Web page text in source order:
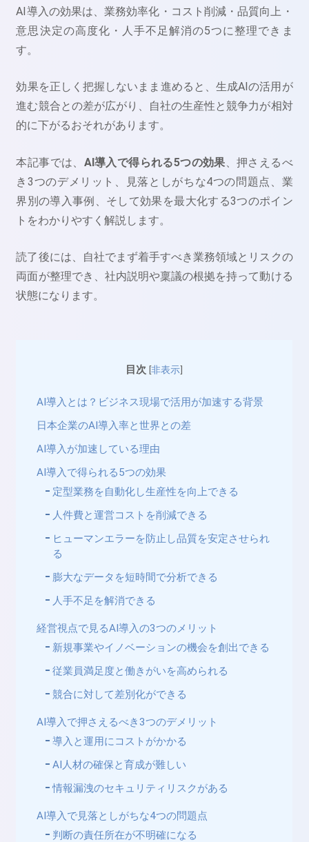
AI導入の効果は、業務効率化・コスト削減・品質向上・
意思決定の高度化・人手不足解消の5つに整理できま
す。
効果を正しく把握しないまま進めると、生成AIの活用が
進む競合との差が広がり、自社の生産性と競争力が相対
的に下がるおそれがあります。
本記事では、 AI導入で得られる5つの効果 、押さえるべ
き3つのデメリット、見落としがちな4つの問題点、業
界別の導入事例、そして効果を最大化する3つのポイン
トをわかりやすく解説します。
読了後には、自社でまず着手すべき業務領域とリスクの
両面が整理でき、社内説明や稟議の根拠を持って動ける
状態になります。
目次 [非表示]
AI導入とは？ビジネス現場で活用が加速する背景
日本企業のAI導入率と世界との差
AI導入が加速している理由
AI導入で得られる5つの効果
定型業務を自動化し生産性を向上できる
人件費と運営コストを削減できる
ヒューマンエラーを防止し品質を安定させられ
る
膨大なデータを短時間で分析できる
人手不足を解消できる
経営視点で見るAI導入の3つのメリット
新規事業やイノベーションの機会を創出できる
従業員満足度と働きがいを高められる
競合に対して差別化ができる
AI導入で押さえるべき3つのデメリット
導入と運用にコストがかかる
AI人材の確保と育成が難しい
情報漏洩のセキュリティリスクがある
AI導入で見落としがちな4つの問題点
判断の責任所在が不明確になる